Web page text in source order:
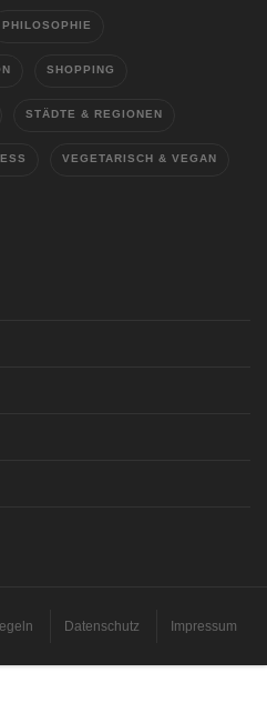
PHILOSOPHIE
SHOPPING
STÄDTE & REGIONEN
VEGETARISCH & VEGAN
Datenschutz Impressum